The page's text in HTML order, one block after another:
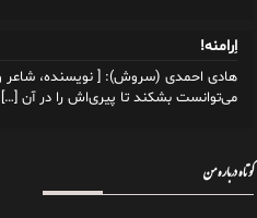
اِرامنه!
می‌توانست بشکند تا پیری‌اش را در آن […]
کوتاه درباره من